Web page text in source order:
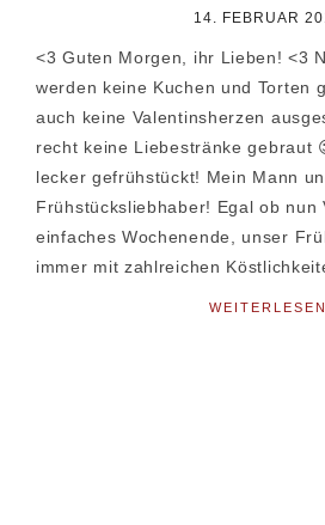
14. FEBRUAR
<3 Guten Morgen, ihr Lieben! <3
werden keine Kuchen und Torten
auch keine Valentinsherzen
recht keine Liebestränke gebraut
lecker gefrühstückt! Mein Mann
Frühstücksliebhaber! Egal ob nun
einfaches Wochenende, unser
immer mit zahlreichen
WEITERLESEN